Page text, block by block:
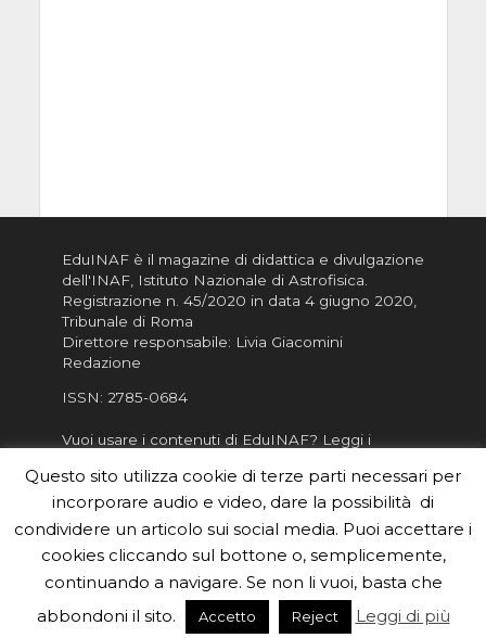
EduINAF è il magazine di didattica e divulgazione
dell'INAF, Istituto Nazionale di Astrofisica
Registrazione n. 45/2020 in data 4 giugno 2020,
Tribunale di Roma
Direttore responsabile: Livia Giacomini
Redazione
ISSN: 2785-0684
Vuoi usare i contenuti di EduINAF? Leggi i
Informativa sulla Privacy
Informatva sui Cookie
Per la rubrica de l'Astronomo risponde, per
inviarci le tue foto o i tuoi contributi, scrivici a
redazione.edu [chiocciola] inaf.it oppure
il form
Questo sito utilizza cookie di terze parti necessari per
incorporare audio e video, dare la possibilità di
condividere un articolo sui social media. Puoi accettare i
cookies cliccando sul bottone o, semplicemente,
continuando a navigare. Se non li vuoi, basta che
abbondoni il sito.
Accetto Reject Leggi di più